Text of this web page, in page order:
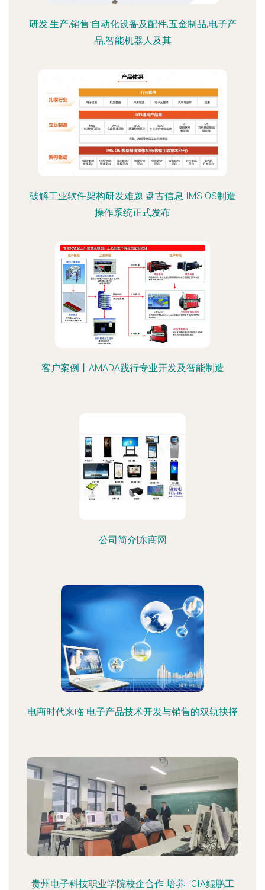
研发,生产,销售:自动化设备及配件,五金制品,电子产
品,智能机器人及其
破解工业软件架构研发难题 盘古信息 IMS OS制造
操作系统正式发布
客户案例丨AMADA践行专业开发及智能制造
公司简介|东商网
电商时代来临 电子产品技术开发与销售的双轨抉择
贵州电子科技职业学院校企合作 培养HCIA鲲鹏工